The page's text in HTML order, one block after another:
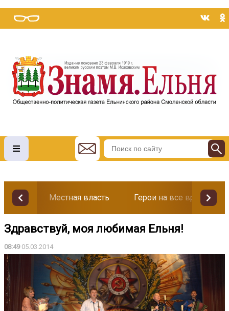
Местная власть Герои на все времена
Здравствуй, моя любимая Ельня!
08:4905.03.2014